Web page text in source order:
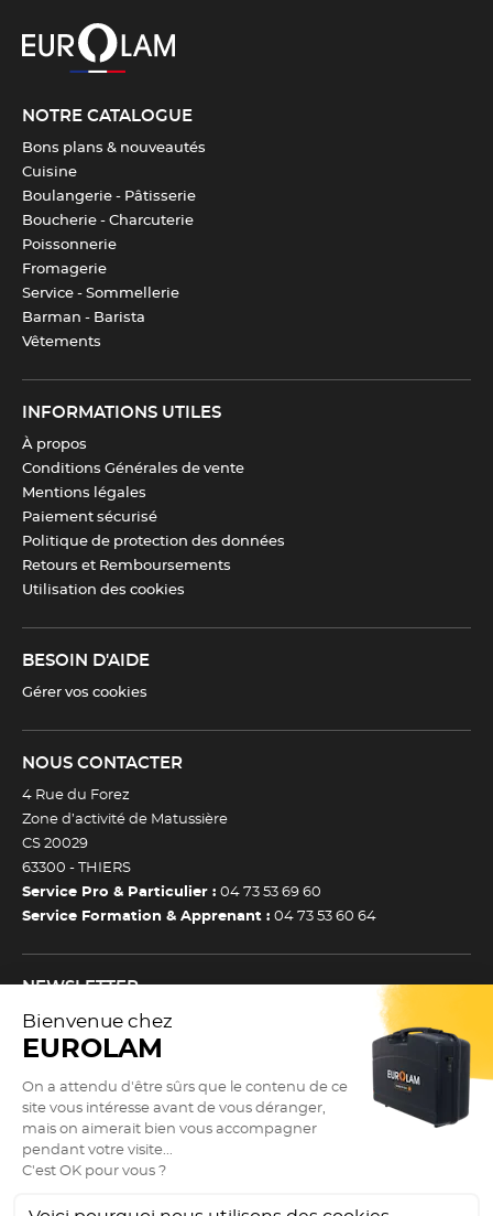
NOTRE CATALOGUE
Bons plans & nouveautés
Cuisine
Boulangerie - Pâtisserie
Boucherie - Charcuterie
Poissonnerie
Fromagerie
Service - Sommellerie
Barman - Barista
Vêtements
INFORMATIONS UTILES
À propos
Conditions Générales de vente
Mentions légales
Paiement sécurisé
Politique de protection des données
Retours et Remboursements
Utilisation des cookies
BESOIN D'AIDE
Gérer vos cookies
NOUS CONTACTER
4 Rue du Forez
Zone d’activité de Matussière
CS 20029
63300 - THIERS
Service Pro & Particulier : 04 73 53 69 60
Service Formation & Apprenant : 04 73 53 60 64
NEWSLETTER
Inscrivez-vous à notre newsletter et recevez toutes nos
actualtiés et bons plans.
Je m’inscris à la newsletter
(Esc)
Newsletter
Adresse e-mail *
9.3 /10